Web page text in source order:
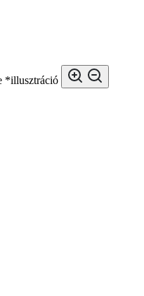
*illusztráció